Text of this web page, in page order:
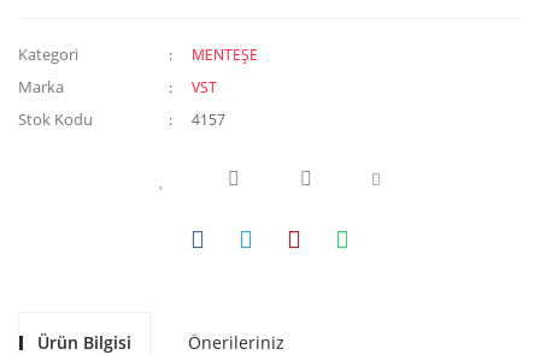
Kategori MENTEŞE
Marka VST
Stok Kodu 4157
Ürün Bilgisi Önerileriniz